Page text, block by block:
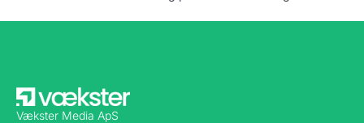
Vækster Media ApS